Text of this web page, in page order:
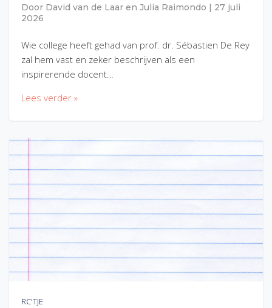
Door David van de Laar en Julia Raimondo
27 juli
2026
Wie college heeft gehad van prof. dr. Sébastien De Rey
zal hem vast en zeker beschrijven als een
inspirerende docent…
Lees verder »
RC'TJE